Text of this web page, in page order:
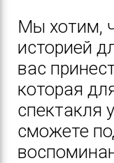
Мы хотим,
историей
вас
которая
спектакля
сможете